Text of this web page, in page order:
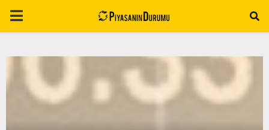
P
I